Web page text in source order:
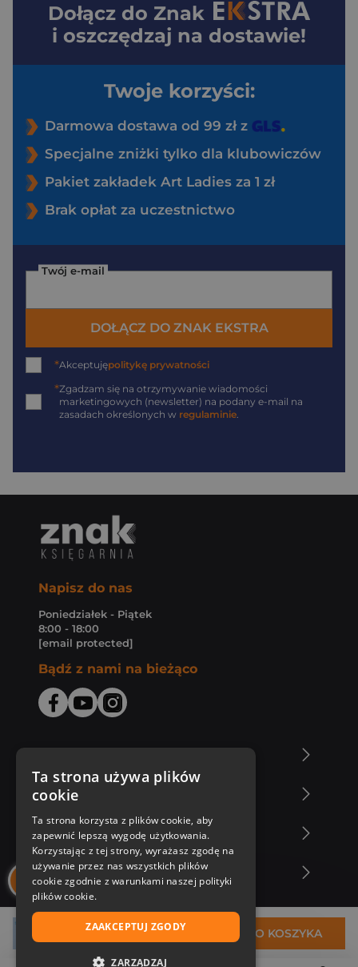
21,38 zł DO KOSZYKA
Dołącz do Znak
i oszczędzaj na dostawie!
Twoje korzyści:
Darmowa dostawa od 99 zł z
Specjalne zniżki tylko dla klubowiczów
Pakiet zakładek Art Ladies za 1 zł
Brak opłat za uczestnictwo
Twój e-mail
DOŁĄCZ DO ZNAK EKSTRA
*Akceptujępolitykę prywatności
*Zgadzam się na otrzymywanie wiadomości
marketingowych (newsletter) na podany e-mail na
zasadach określonych w regulaminie
Napisz do nas
Poniedziałek - Piątek
8:00 - 18:00
[email protected]
Bądź z nami na bieżąco
Zakupy u nas
Nasza oferta
Nasi autorzy
Ta strona używa plików
cookie
Ta strona korzysta z plików cookie, aby
zapewnić lepszą wygodę użytkowania.
Korzystając z tej strony, wyrażasz zgodę na
używanie przez nas wszystkich plików
cookie zgodnie z warunkami naszej polityki
plików cookie.
ZAAKCEPTUJ ZGODY
ZARZĄDZAJ